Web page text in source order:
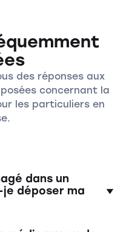
des réponses aux
concernant la
les particuliers en
dans un
déposer ma